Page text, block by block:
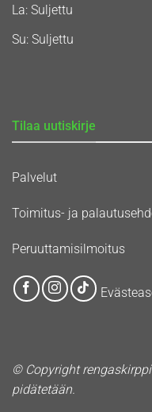
La: Suljettu
Su: Suljettu
Tilaa uutiskirje
Palvelut
Toimitus- ja
Peruuttamisilmoitus
© Copyright
pidätetään.